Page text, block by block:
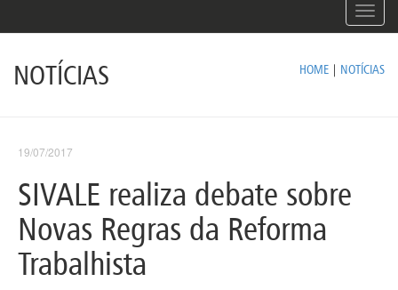
NOTÍCIAS HOME | NOTÍCIAS
19/07/2017
SIVALE realiza debate sobre
Novas Regras da Reforma
Trabalhista